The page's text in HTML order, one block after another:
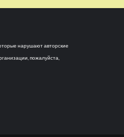
нарушают авторские
пожалуйста,